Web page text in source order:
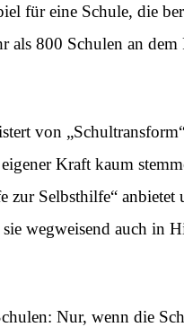
für eine Schule, die
als 800 Schulen an
von
Kraft kaum
Selbsthilfe“ anbietet
wegweisend auch in
Nur, wenn die